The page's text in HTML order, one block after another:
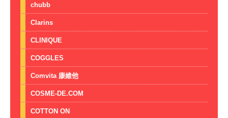
chubb
Clarins
CLINIQUE
COGGLES
Comvita 康維他
COSME-DE.COM
COTTON ON